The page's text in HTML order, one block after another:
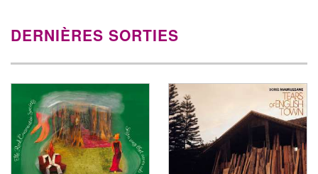
DERNIÈRES SORTIES